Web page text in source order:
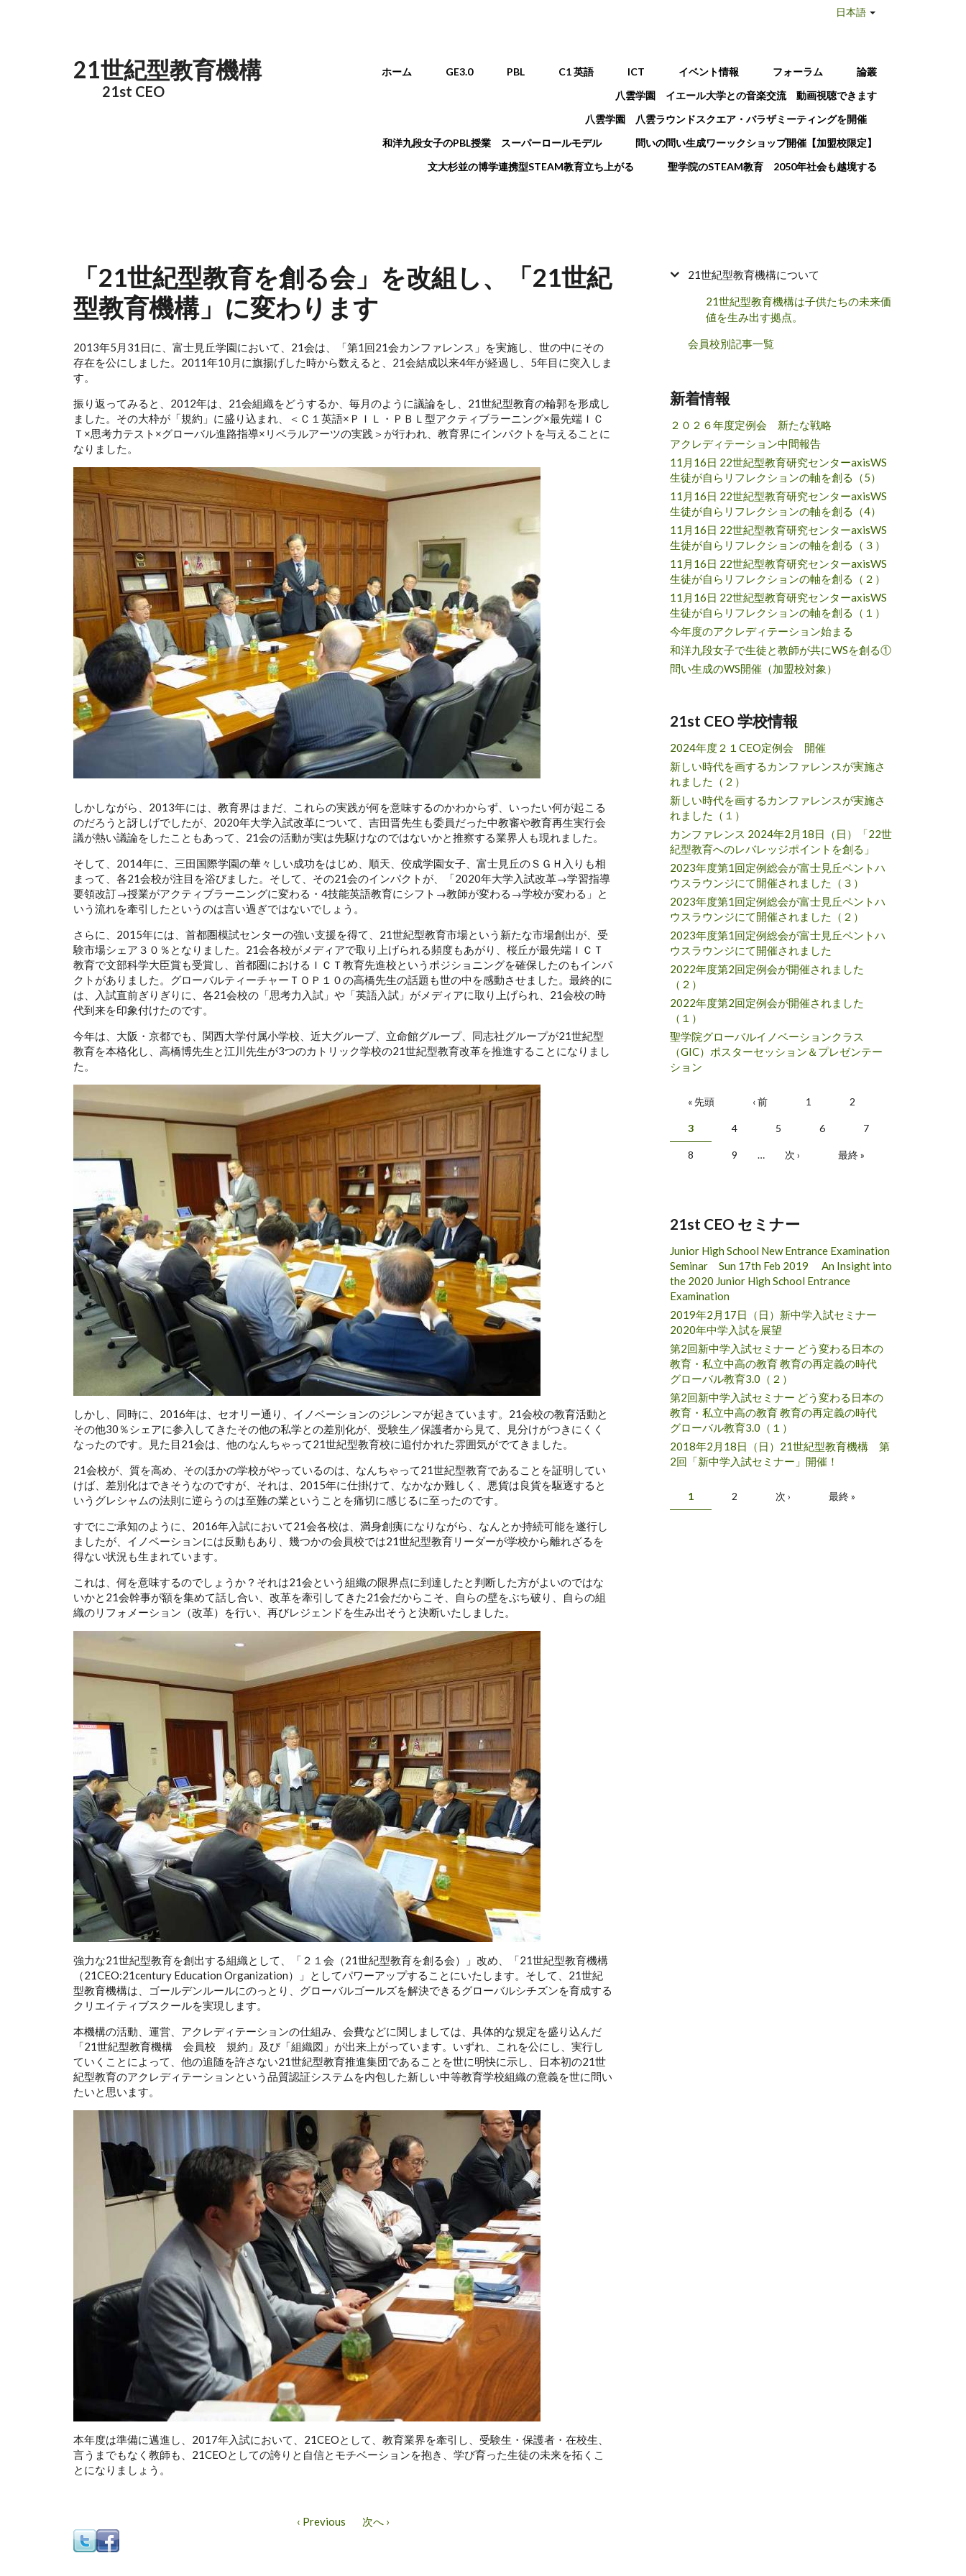
日本語
21世紀型教育機構
21st CEO
メインメニュー
ホーム GE3.0 PBL C1 英語 ICT イベント情報 フォーラム
論叢
八雲学園 イエール大学との音楽交流 動画視聴できます
八雲学園 八雲ラウンドスクエア・バラザミーティングを開催
和洋九段女子のPBL授業 スーパーロールモデル
問いの問い生成ワーックショップ開催【加盟校限定】
文大杉並の博学連携型STEAM教育立ち上がる
聖学院のSTEAM教育 2050年社会も越境する
「21世紀型教育を創る会」を改組し、「21世紀
型教育機構」に変わります
2013年5月31日に、富士見丘学園において、21会は、「第1回21会カンファレンス」を実施し、世の中にその
存在を公にしました。2011年10月に旗揚げした時から数えると、21会結成以来4年が経過し、5年目に突入しま
す。
振り返ってみると、2012年は、21会組織をどうするか、毎月のように議論をし、21世紀型教育の輪郭を形成し
ました。その大枠が「規約」に盛り込まれ、＜Ｃ１英語×ＰＩＬ・ＰＢＬ型アクティブラーニング×最先端ＩＣ
Ｔ×思考力テスト×グローバル進路指導×リベラルアーツの実践＞が行われ、教育界にインパクトを与えることに
なりました。
しかしながら、2013年には、教育界はまだ、これらの実践が何を意味するのかわからず、いったい何が起こる
のだろうと訝しげでしたが、2020年大学入試改革について、吉田晋先生も委員だった中教審や教育再生実行会
議が熱い議論をしたこともあって、21会の活動が実は先駆けなのではないかと推察する業界人も現れました。
そして、2014年に、三田国際学園の華々しい成功をはじめ、順天、佼成学園女子、富士見丘のＳＧＨ入りも相
まって、各21会校が注目を浴びました。そして、その21会のインパクトが、「2020年大学入試改革→学習指導
要領改訂→授業がアクティブラーニングに変わる・4技能英語教育にシフト→教師が変わる→学校が変わる」と
いう流れを牽引したというのは言い過ぎではないでしょう。
さらに、2015年には、首都圏模試センターの強い支援を得て、21世紀型教育市場という新たな市場創出が、受
験市場シェア３０％となりました。21会各校がメディアで取り上げられる頻度もあがり、桜丘が最先端ＩＣＴ
教育で文部科学大臣賞も受賞し、首都圏におけるＩＣＴ教育先進校というポジショニングを確保したのもインパ
クトがありました。グローバルティーチャーＴＯＰ１０の高橋先生の話題も世の中を感動させました。最終的に
は、入試直前ぎりぎりに、各21会校の「思考力入試」や「英語入試」がメディアに取り上げられ、21会校の時
代到来を印象付けたのです。
今年は、大阪・京都でも、関西大学付属小学校、近大グループ、立命館グループ、同志社グループが21世紀型
教育を本格化し、高橋博先生と江川先生が3つのカトリック学校の21世紀型教育改革を推進することになりまし
た。
しかし、同時に、2016年は、セオリー通り、イノベーションのジレンマが起きています。21会校の教育活動と
その他30％シェアに参入してきたその他の私学との差別化が、受験生／保護者から見て、見分けがつきにくく
なったのです。見た目21会は、他のなんちゃって21世紀型教育校に追付かれた雰囲気がでてきました。
21会校が、質を高め、そのほかの学校がやっているのは、なんちゃって21世紀型教育であることを証明してい
けば、差別化はできそうなのですが、それは、2015年に仕掛けて、なかなか難しく、悪貨は良貨を駆逐すると
いうグレシャムの法則に逆らうのは至難の業ということを痛切に感じるに至ったのです。
すでにご承知のように、2016年入試において21会各校は、満身創痍になりながら、なんとか持続可能を遂行し
ましたが、イノベーションには反動もあり、幾つかの会員校では21世紀型教育リーダーが学校から離れざるを
得ない状況も生まれています。
これは、何を意味するのでしょうか？それは21会という組織の限界点に到達したと判断した方がよいのではな
いかと21会幹事が額を集めて話し合い、改革を牽引してきた21会だからこそ、自らの壁をぶち破り、自らの組
織のリフォメーション（改革）を行い、再びレジェンドを生み出そうと決断いたしました。
強力な21世紀型教育を創出する組織として、「２１会（21世紀型教育を創る会）」改め、「21世紀型教育機構
（21CEO:21century Education Organization）」としてパワーアップすることにいたします。そして、21世紀
型教育機構は、ゴールデンルールにのっとり、グローバルゴールズを解決できるグローバルシチズンを育成する
クリエイティブスクールを実現します。
本機構の活動、運営、アクレディテーションの仕組み、会費などに関しましては、具体的な規定を盛り込んだ
「21世紀型教育機構 会員校 規約」及び「組織図」が出来上がっています。いずれ、これを公にし、実行し
ていくことによって、他の追随を許さない21世紀型教育推進集団であることを世に明快に示し、日本初の21世
紀型教育のアクレディテーションという品質認証システムを内包した新しい中等教育学校組織の意義を世に問い
たいと思います。
本年度は準備に邁進し、2017年入試において、21CEOとして、教育業界を牽引し、受験生・保護者・在校生、
言うまでもなく教師も、21CEOとしての誇りと自信とモチベーションを抱き、学び育った生徒の未来を拓くこ
とになりましょう。
‹ Previous 次へ ›
21世紀型教育機構について
21世紀型教育機構は子供たちの未来価
値を生み出す拠点。
会員校別記事一覧
新着情報
２０２６年度定例会 新たな戦略
アクレディテーション中間報告
11月16日 22世紀型教育研究センターaxisWS
生徒が自らリフレクションの軸を創る（5）
11月16日 22世紀型教育研究センターaxisWS
生徒が自らリフレクションの軸を創る（4）
11月16日 22世紀型教育研究センターaxisWS
生徒が自らリフレクションの軸を創る（３）
11月16日 22世紀型教育研究センターaxisWS
生徒が自らリフレクションの軸を創る（２）
11月16日 22世紀型教育研究センターaxisWS
生徒が自らリフレクションの軸を創る（１）
今年度のアクレディテーション始まる
和洋九段女子で生徒と教師が共にWSを創る①
問い生成のWS開催（加盟校対象）
21st CEO 学校情報
2024年度２１CEO定例会 開催
新しい時代を画するカンファレンスが実施さ
れました（２）
新しい時代を画するカンファレンスが実施さ
れました（１）
カンファレンス 2024年2月18日（日）「22世
紀型教育へのレバレッジポイントを創る」
2023年度第1回定例総会が富士見丘ペントハ
ウスラウンジにて開催されました（３）
2023年度第1回定例総会が富士見丘ペントハ
ウスラウンジにて開催されました（２）
2023年度第1回定例総会が富士見丘ペントハ
ウスラウンジにて開催されました
2022年度第2回定例会が開催されました
（２）
2022年度第2回定例会が開催されました
（１）
聖学院グローバルイノベーションクラス
（GIC）ポスターセッション＆プレゼンテー
ション
ページ
« 先頭 ‹ 前 1 2
3 4 5 6 7
8 9 … 次 › 最終 »
21st CEO セミナー
Junior High School New Entrance Examination
Seminar Sun 17th Feb 2019 An Insight into
the 2020 Junior High School Entrance
Examination
2019年2月17日（日）新中学入試セミナー
2020年中学入試を展望
第2回新中学入試セミナー どう変わる日本の
教育・私立中高の教育 教育の再定義の時代
グローバル教育3.0（２）
第2回新中学入試セミナー どう変わる日本の
教育・私立中高の教育 教育の再定義の時代
グローバル教育3.0（１）
2018年2月18日（日）21世紀型教育機構 第
2回「新中学入試セミナー」開催！
ページ
1 2 次 › 最終 »